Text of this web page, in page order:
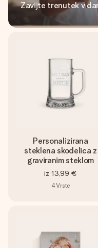
Zavijte trenutek v
Personalizirana
steklena skodelica z
graviranim steklom
iz 13,99 €
4Vrste